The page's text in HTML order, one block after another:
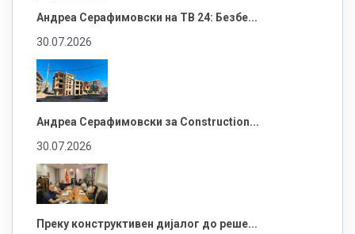
Андреа Серафимовски на ТВ 24: Безбе...
30.07.2026
Андреа Серафимовски за Construction...
30.07.2026
Преку конструктивен дијалог до реше...